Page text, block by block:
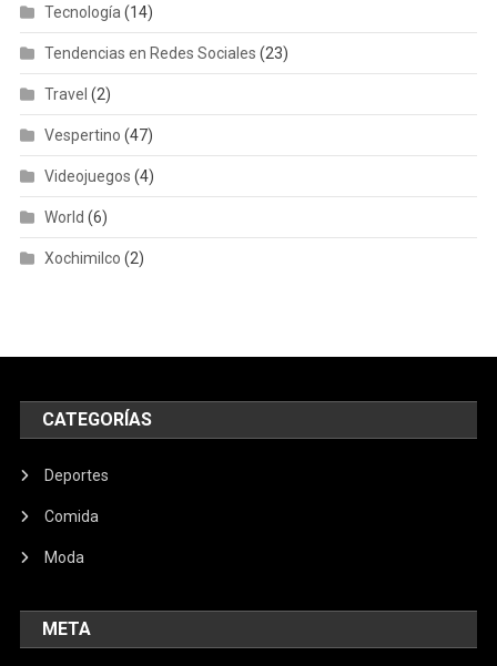
Tecnología (14)
Tendencias en Redes Sociales (23)
Travel (2)
Vespertino (47)
Videojuegos (4)
World (6)
Xochimilco (2)
CATEGORÍAS
Deportes
Comida
Moda
META